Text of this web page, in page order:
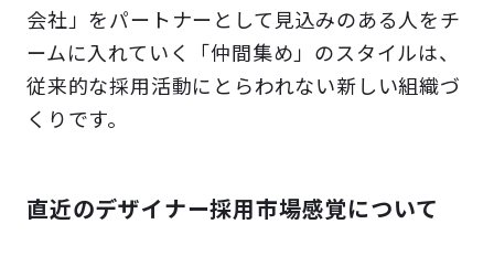
会社」をパートナーとして見込みのある人をチ
ームに入れていく「仲間集め」のスタイルは、
従来的な採用活動にとらわれない新しい組織づ
くりです。
直近のデザイナー採用市場感覚について